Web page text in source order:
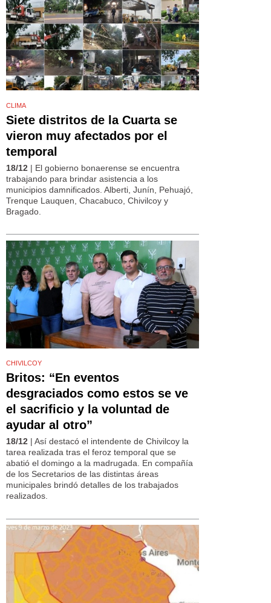
CLIMA
Siete distritos de la Cuarta se
vieron muy afectados por el
temporal
18/12 | El gobierno bonaerense se encuentra
trabajando para brindar asistencia a los
municipios damnificados. Alberti, Junín, Pehuajó,
Trenque Lauquen, Chacabuco, Chivilcoy y
Bragado.
CHIVILCOY
Britos: “En eventos
desgraciados como estos se ve
el sacrificio y la voluntad de
ayudar al otro”
18/12 | Así destacó el intendente de Chivilcoy la
tarea realizada tras el feroz temporal que se
abatió el domingo a la madrugada. En compañía
de los Secretarios de las distintas áreas
municipales brindó detalles de los trabajados
realizados.